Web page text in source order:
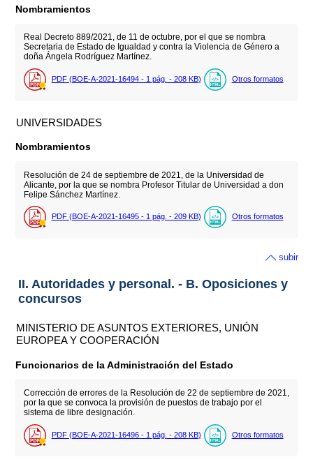
Nombramientos
Real Decreto 889/2021, de 11 de octubre, por el que se nombra
Secretaria de Estado de Igualdad y contra la Violencia de Género a
doña Ángela Rodríguez Martínez.
PDF (BOE-A-2021-16494 - 1 pág. - 208 KB) Otros formatos
UNIVERSIDADES
Nombramientos
Resolución de 24 de septiembre de 2021, de la Universidad de
Alicante, por la que se nombra Profesor Titular de Universidad a don
Felipe Sánchez Martínez.
PDF (BOE-A-2021-16495 - 1 pág. - 209 KB) Otros formatos
subir
II. Autoridades y personal. - B. Oposiciones y
concursos
MINISTERIO DE ASUNTOS EXTERIORES, UNIÓN
EUROPEA Y COOPERACIÓN
Funcionarios de la Administración del Estado
Corrección de errores de la Resolución de 22 de septiembre de 2021,
por la que se convoca la provisión de puestos de trabajo por el
sistema de libre designación.
PDF (BOE-A-2021-16496 - 1 pág. - 208 KB) Otros formatos